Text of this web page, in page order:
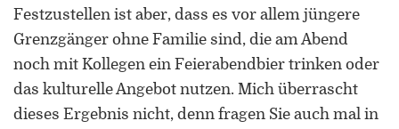
Festzustellen ist aber, dass es vor allem jüngere
Grenzgänger ohne Familie sind, die am Abend
noch mit Kollegen ein Feierabendbier trinken oder
das kulturelle Angebot nutzen. Mich überrascht
dieses Ergebnis nicht, denn fragen Sie auch mal in